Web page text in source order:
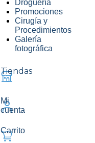
Droguería
Promociones
Cirugía y
Procedimientos
Galería
fotográfica
Tiendas
Mi
cuenta
Carrito